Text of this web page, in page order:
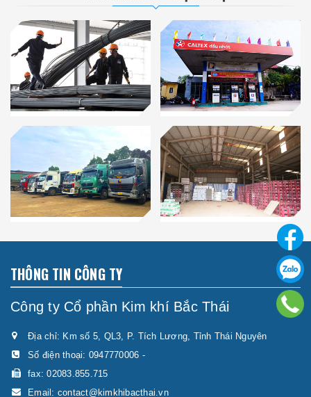
THÔNG TIN CÔNG TY
Công ty Cổ phần Kim khí Bắc Thái
Địa chỉ: Km số 5, QL3, P. Tích Lương, Tỉnh Thái Nguyên
Số điện thoại: 0947770006 -
fax: 02083.855.715
Email: contact@kimkhibacthai.vn